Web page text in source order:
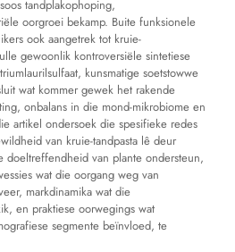
tandplakophoping,
oorgroei bekamp. Buite funksionele
ook aangetrek tot kruie-
gewoonlik kontroversiële sintetiese
kunsmatige soetstowwe
wat kommer gewek het rakende
onbalans in die mond-mikrobiome en
artikel ondersoek die spesifieke redes
van kruie-tandpasta lê deur
doeltreffendheid van plante ondersteun,
wat die oorgang weg van
markdinamika wat die
en praktiese oorwegings wat
segmente beïnvloed, te